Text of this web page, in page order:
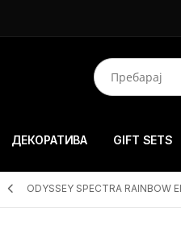
ДЕКОРАТИВА GIFT SETS
ODYSSEY SPECTRA RAINBOW